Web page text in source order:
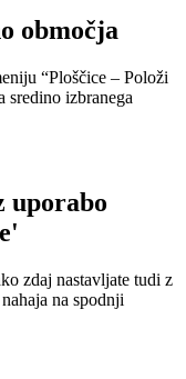
območja
“Ploščice – Položi
sredino izbranega
uporabo
zdaj nastavljate tudi z
na spodnji